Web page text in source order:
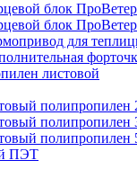
блок
блок
для
листовой
полипропилен
полипропилен
полипропилен
ПЭТ